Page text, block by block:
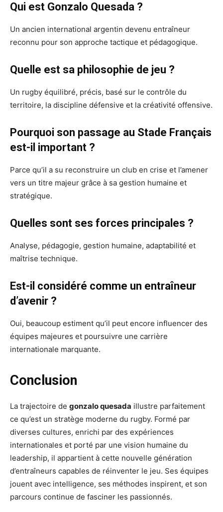
Qui est Gonzalo Quesada ?
Un ancien international argentin devenu entraîneur
reconnu pour son approche tactique et pédagogique.
Quelle est sa philosophie de jeu ?
Un rugby équilibré, précis, basé sur le contrôle du
territoire, la discipline défensive et la créativité offensive.
Pourquoi son passage au Stade Français
est-il important ?
Parce qu’il a su reconstruire un club en crise et l’amener
vers un titre majeur grâce à sa gestion humaine et
stratégique.
Quelles sont ses forces principales ?
Analyse, pédagogie, gestion humaine, adaptabilité et
maîtrise technique.
Est-il considéré comme un entraîneur
d’avenir ?
Oui, beaucoup estiment qu’il peut encore influencer des
équipes majeures et poursuivre une carrière
internationale marquante.
Conclusion
La trajectoire de gonzalo quesada illustre parfaitement
ce qu’est un stratège moderne du rugby. Formé par
diverses cultures, enrichi par des expériences
internationales et porté par une vision humaine du
leadership, il appartient à cette nouvelle génération
d’entraîneurs capables de réinventer le jeu. Ses équipes
jouent avec intelligence, ses méthodes inspirent, et son
parcours continue de fasciner les passionnés.